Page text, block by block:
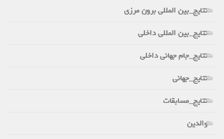
نتایج_بین المللی برون مرزی
نتایج_بین المللی داخلی
نتایج_جام جهانی داخلی
نتایج_جهانی
نتایج_مسابقات
والدین